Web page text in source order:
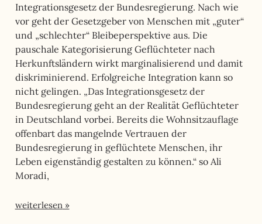
Integrationsgesetz der Bundesregierung. Nach wie
vor geht der Gesetzgeber von Menschen mit „guter“
und „schlechter“ Bleibeperspektive aus. Die
pauschale Kategorisierung Geflüchteter nach
Herkunftsländern wirkt marginalisierend und damit
diskriminierend. Erfolgreiche Integration kann so
nicht gelingen. „Das Integrationsgesetz der
Bundesregierung geht an der Realität Geflüchteter
in Deutschland vorbei. Bereits die Wohnsitzauflage
offenbart das mangelnde Vertrauen der
Bundesregierung in geflüchtete Menschen, ihr
Leben eigenständig gestalten zu können.“ so Ali
Moradi,
weiterlesen